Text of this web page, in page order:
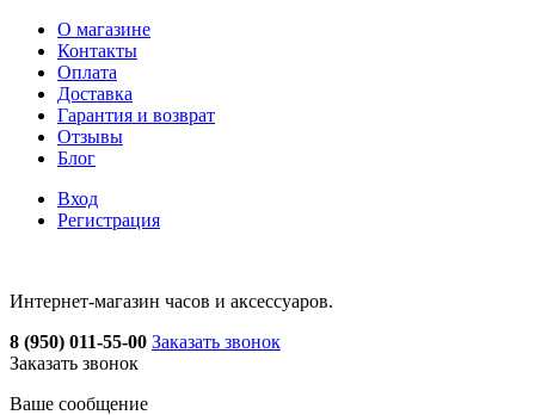
О магазине
Контакты
Оплата
Доставка
Гарантия и возврат
Отзывы
Блог
Вход
Регистрация
Интернет-магазин часов и аксессуаров.
8 (950) 011-55-00 Заказать звонок
Заказать звонок
Ваше сообщение